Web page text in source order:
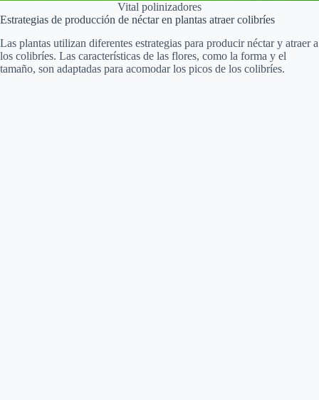
Vital polinizadores
Estrategias de producción de néctar en plantas atraer colibríes
Las plantas utilizan diferentes estrategias para producir néctar y atraer a
los colibríes. Las características de las flores, como la forma y el
tamaño, son adaptadas para acomodar los picos de los colibríes.